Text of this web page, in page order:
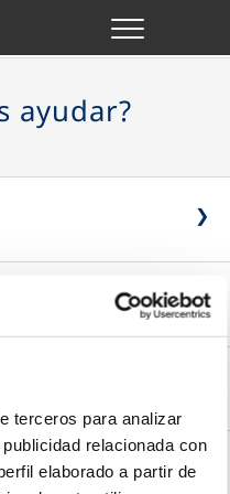
terceros para analizar
relacionada con
elaborado a partir de
Menu
ayudar?
de tu contador